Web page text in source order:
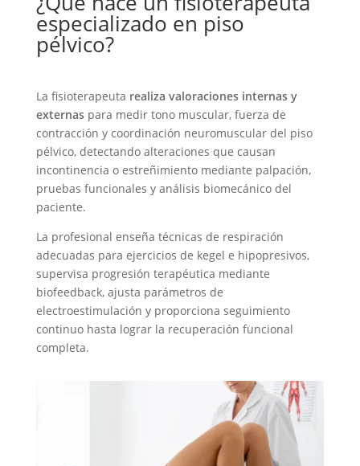
especializado en piso
pélvico?
La fisioterapeuta realiza valoraciones internas y
externaspara medir tono muscular, fuerza de
contracción y coordinación neuromuscular del piso
pélvico, detectando alteraciones que causan
incontinencia o estreñimiento mediante palpación,
pruebas funcionales y análisis biomecánico del
paciente.
La profesional enseña técnicas de respiración
adecuadas para ejercicios de kegel e hipopresivos,
supervisa progresión terapéutica mediante
biofeedback, ajusta parámetros de
electroestimulación y proporciona seguimiento
continuo hasta lograr la recuperación funcional
completa.